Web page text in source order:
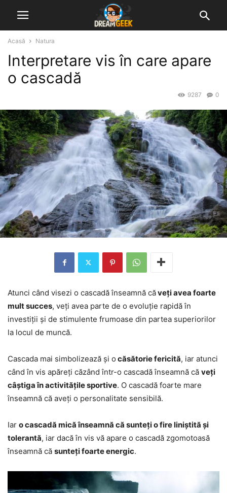
Acasă Natura
Interpretare vis în care apare
o cascadă
0
9287
Atunci când visezi o cascadă înseamnă căveți avea foarte
mult succes, veți avea parte de o evoluție rapidă în
investiții și de stimulente frumoase din partea superiorilor
la locul de muncă.
Cascada mai simbolizează și o căsătorie fericită, iar atunci
când în vis apăreți căzând într-o cascadă înseamnă că veți
câștiga în activitățile sportive. O cascadă foarte mare
înseamnă că aveți o personalitate sensibilă.
Iar o cascadă mică înseamnă că sunteți o fire liniștită și
tolerantă, iar dacă în vis vă apare o cascadă zgomotoasă
înseamnă că sunteți foarte energic.